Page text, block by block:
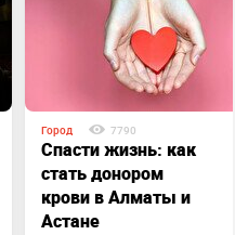
Город 7790
Спасти жизнь: как
стать донором
крови в Алматы и
Астане